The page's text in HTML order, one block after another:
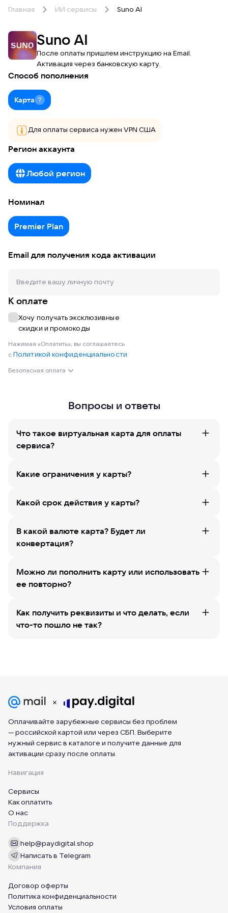
Главная ИИ сервисы Suno AI
Suno AI
После оплаты пришлем инструкцию на Email.
Активация через банковскую карту.
Способ пополнения
Карта
Для оплаты сервиса нужен VPN США
Регион аккаунта
Любой регион
Номинал
Premier Plan
Email для получения кода активации
К оплате
Хочу получать эксклюзивные
скидки и промокоды
Нажимая «Оплатить», вы соглашаетесь
с Политикой конфиденциальности
Безопасная оплата
Вопросы и ответы
Что такое виртуальная карта для оплаты
сервиса?
Какие ограничения у карты?
Какой срок действия у карты?
В какой валюте карта? Будет ли
конвертация?
Можно ли пополнить карту или использовать
ее повторно?
Как получить реквизиты и что делать, если
что-то пошло не так?
Оплачивайте зарубежные сервисы без проблем
— российской картой или через СБП. Выберите
нужный сервис в каталоге и получите данные для
активации сразу после оплаты.
Навигация
Сервисы
Как оплатить
О нас
Поддержка
help@paydigital.shop
Написать в Telegram
Компания
Договор оферты
Политика конфиденциальности
Условия оплаты